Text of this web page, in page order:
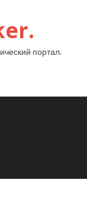
портал.